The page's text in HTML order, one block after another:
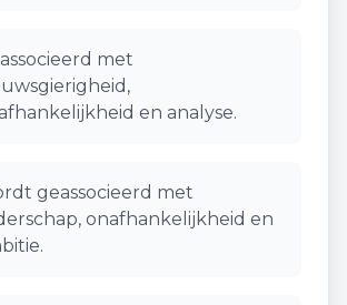
met
en analyse.
geassocieerd met
onafhankelijkheid en